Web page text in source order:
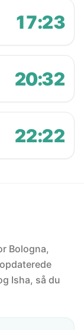
17:23
20:32
22:22
Bologna,
Isha, så du